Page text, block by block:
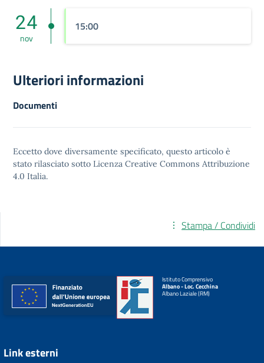
24
nov
15:00
Ulteriori informazioni
Documenti
Eccetto dove diversamente specificato, questo articolo è
stato rilasciato sotto Licenza Creative Commons Attribuzione
4.0 Italia.
Stampa / Condividi
Istituto Comprensivo
Albano - Loc. Cecchina
Albano Laziale (RM)
Link esterni